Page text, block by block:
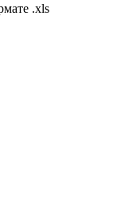
.xls